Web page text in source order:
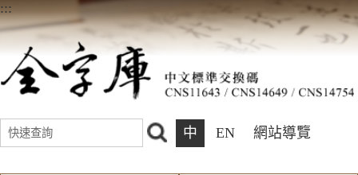
:::
中 EN 網站導覽